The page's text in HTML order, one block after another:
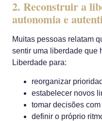
2. Reconstruir a
autonomia e
Muitas pessoas relatam
sentir uma liberdade que
Liberdade para:
reorganizar
estabelecer novos
tomar decisões
definir o próprio